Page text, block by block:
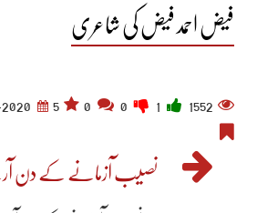
فیض احمد فیض کی شاعری
1552
5
نصیب آزمانے کے دن